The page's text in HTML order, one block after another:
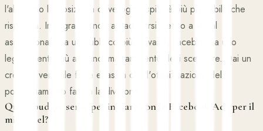
l'algoritmo le posiziona dove ogni ospite è più probabile che
risponda. Instagram tende ad adattarsi meglio a visual
aspirazionali e a un pubblico più giovane, Facebook a uno
leggermente più anziano, ma raramente devi scegliere. Dai un
creativo verticale forte e lascia che l'ottimizzazione del
posizionamento faccia la divisione.
Quale budget serve per iniziare con le Facebook Ads per il
mio hotel?